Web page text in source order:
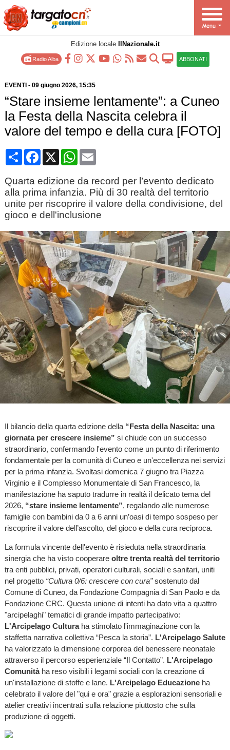
Edizione locale IlNazionale.it
Radio Alba ABBONATI
EVENTI - 09 giugno 2026, 15:35
“Stare insieme lentamente”: a Cuneo
la Festa della Nascita celebra il
valore del tempo e della cura [FOTO]
CondividiFacebook
X WhatsApp
Email
Quarta edizione da record per l’evento dedicato
alla prima infanzia. Più di 30 realtà del territorio
unite per riscoprire il valore della condivisione, del
gioco e dell'inclusione
Il bilancio della quarta edizione della “Festa della Nascita: una
giornata per crescere insieme” si chiude con un successo
straordinario, confermando l'evento come un punto di riferimento
fondamentale per la comunità di Cuneo e un'eccellenza nei servizi
per la prima infanzia. Svoltasi domenica 7 giugno tra Piazza
Virginio e il Complesso Monumentale di San Francesco, la
manifestazione ha saputo tradurre in realtà il delicato tema del
2026, “stare insieme lentamente”, regalando alle numerose
famiglie con bambini da 0 a 6 anni un’oasi di tempo sospeso per
riscoprire il valore dell’ascolto, del gioco e della cura reciproca.
La formula vincente dell'evento è risieduta nella straordinaria
sinergia che ha visto cooperare oltre trenta realtà del territorio
tra enti pubblici, privati, operatori culturali, sociali e sanitari, uniti
nel progetto “Cultura 0/6: crescere con cura”sostenuto dal
Comune di Cuneo, da Fondazione Compagnia di San Paolo e da
Fondazione CRC. Questa unione di intenti ha dato vita a quattro
"arcipelaghi" tematici di grande impatto partecipativo:
L'Arcipelago Culturaha stimolato l'immaginazione con la
staffetta narrativa collettiva “Pesca la storia”. L'Arcipelago Salute
ha valorizzato la dimensione corporea del benessere neonatale
attraverso il percorso esperienziale “Il Contatto”. L'Arcipelago
Comunitàha reso visibili i legami sociali con la creazione di
un'installazione di stoffe e lane. L'Arcipelago Educazioneha
celebrato il valore del "qui e ora" grazie a esplorazioni sensoriali e
atelier creativi incentrati sulla relazione piuttosto che sulla
produzione di oggetti.